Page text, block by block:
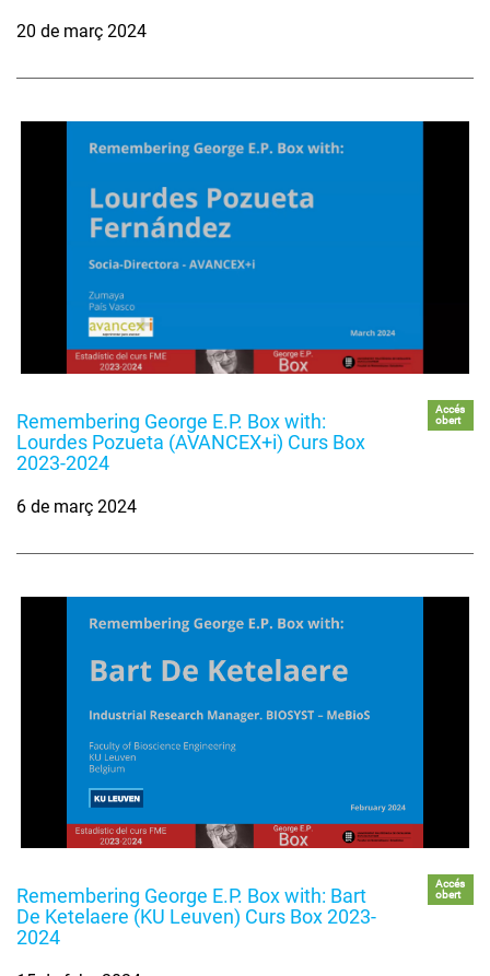
20 de març 2024
Remembering George E.P. Box with:
Lourdes Pozueta (AVANCEX+i) Curs Box
2023-2024
Accés
obert
6 de març 2024
Remembering George E.P. Box with: Bart
De Ketelaere (KU Leuven) Curs Box 2023-
2024
Accés
obert